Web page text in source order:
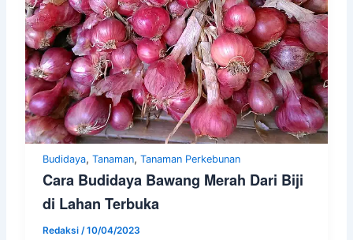
Budidaya,Tanaman,Tanaman Perkebunan
Cara Budidaya Bawang Merah Dari Biji
di Lahan Terbuka
Redaksi/10/04/2023